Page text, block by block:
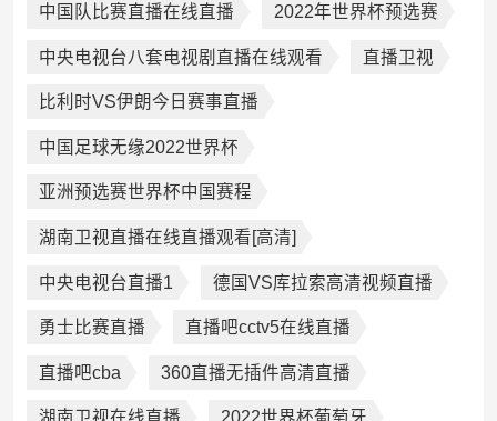
中国队比赛直播在线直播 2022年世界杯预选赛
中央电视台八套电视剧直播在线观看 直播卫视
比利时VS伊朗今日赛事直播
中国足球无缘2022世界杯
亚洲预选赛世界杯中国赛程
湖南卫视直播在线直播观看[高清]
中央电视台直播1 德国VS库拉索高清视频直播
勇士比赛直播 直播吧cctv5在线直播
直播吧cba 360直播无插件高清直播